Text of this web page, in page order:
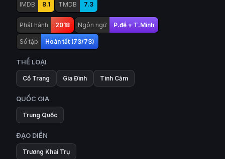
IMDB 8.1 TMDB 7.3
Phát hành 2018 Ngôn ngữ P.đề + T.Minh
Số tập Hoàn tất (73/73)
THỂ LOẠI
Cổ Trang Gia Đình Tình Cảm
QUỐC GIA
Trung Quốc
ĐẠO DIỄN
Trương Khai Trụ